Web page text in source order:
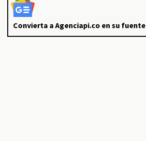
Convierta a Agenciapi.co en su